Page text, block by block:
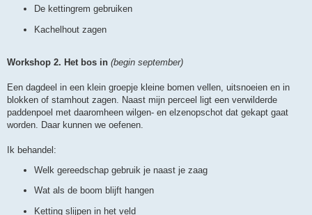
De kettingrem gebruiken
Kachelhout zagen
Workshop 2. Het bos in (begin september)
Een dagdeel in een klein groepje kleine bomen vellen, uitsnoeien en in
blokken of stamhout zagen. Naast mijn perceel ligt een verwilderde
paddenpoel met daaromheen wilgen- en elzenopschot dat gekapt gaat
worden. Daar kunnen we oefenen.
Ik behandel:
Welk gereedschap gebruik je naast je zaag
Wat als de boom blijft hangen
Ketting slijpen in het veld